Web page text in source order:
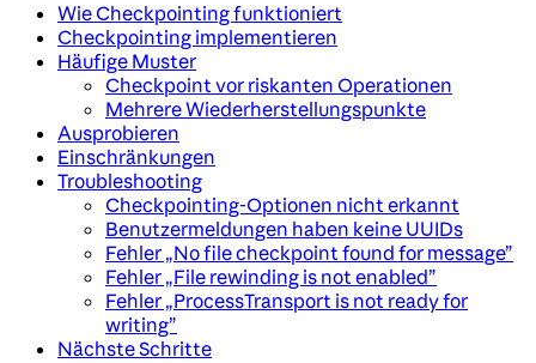
Wie Checkpointing funktioniert
Checkpointing implementieren
Häufige Muster
Checkpoint vor riskanten Operationen
Mehrere Wiederherstellungspunkte
Ausprobieren
Einschränkungen
Troubleshooting
Checkpointing-Optionen nicht erkannt
Benutzermeldungen haben keine UUIDs
Fehler „No file checkpoint found for message”
Fehler „File rewinding is not enabled”
Fehler „ProcessTransport is not ready for
writing”
Nächste Schritte